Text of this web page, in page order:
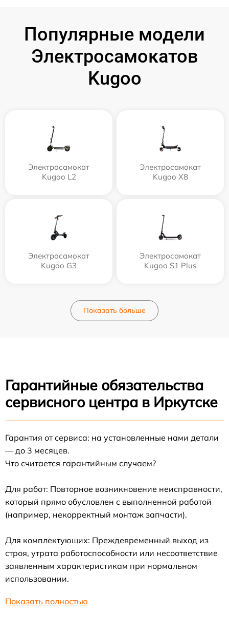
Популярные модели
Электросамокатов
Kugoo
Электросамокат
Kugoo L2
Электросамокат
Kugoo X8
Электросамокат
Kugoo G3
Электросамокат
Kugoo S1 Plus
Показать больше
Гарантийные обязательства
сервисного центра в Иркутске
Гарантия от сервиса: на установленные нами детали
— до 3 месяцев.
Что считается гарантийным случаем?
Для работ: Повторное возникновение неисправности,
который прямо обусловлен с выполненной работой
(например, некорректный монтаж запчасти).
Для комплектующих: Преждевременный выход из
строя, утрата работоспособности или несоответствие
заявленным характеристикам при нормальном
использовании.
Показать полностью